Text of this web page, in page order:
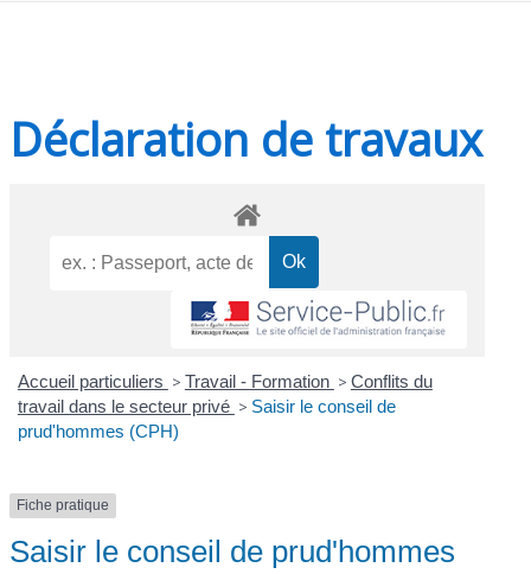
Déclaration de travaux
Accueil particuliers > Travail - Formation > Conflits du
travail dans le secteur privé > Saisir le conseil de
prud'hommes (CPH)
Fiche pratique
Saisir le conseil de prud'hommes